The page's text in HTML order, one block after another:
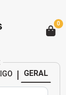
| GERAL
0